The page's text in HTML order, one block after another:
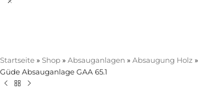
Startseite » Shop » Absauganlagen » Absaugung Holz »
Güde Absauganlage GAA 65.1